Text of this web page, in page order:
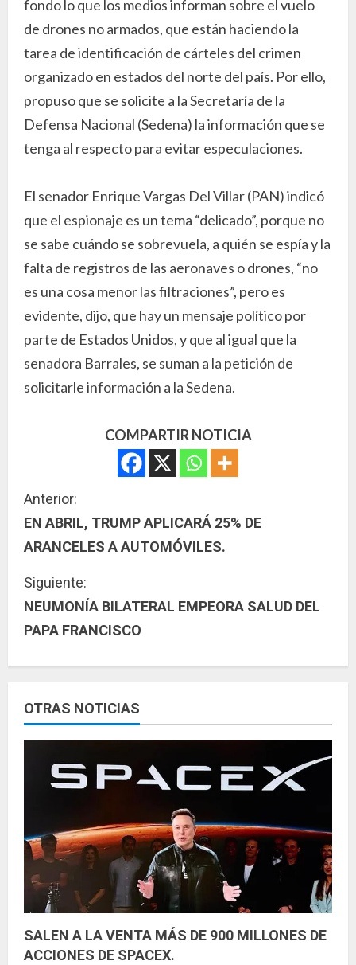
fondo lo que los medios informan sobre el vuelo
de drones no armados, que están haciendo la
tarea de identificación de cárteles del crimen
organizado en estados del norte del país. Por ello,
propuso que se solicite a la Secretaría de la
Defensa Nacional (Sedena) la información que se
tenga al respecto para evitar especulaciones.
El senador Enrique Vargas Del Villar (PAN) indicó
que el espionaje es un tema “delicado”, porque no
se sabe cuándo se sobrevuela, a quién se espía y la
falta de registros de las aeronaves o drones, “no
es una cosa menor las filtraciones”, pero es
evidente, dijo, que hay un mensaje político por
parte de Estados Unidos, y que al igual que la
senadora Barrales, se suman a la petición de
solicitarle información a la Sedena.
COMPARTIR NOTICIA
S
i
u
e
l
e
y
d
o
Anterior:
EN ABRIL, TRUMP APLICARÁ 25% DE
ARANCELES A AUTOMÓVILES.
Siguiente:
NEUMONÍA BILATERAL EMPEORA SALUD DEL
PAPA FRANCISCO
OTRAS NOTICIAS
SALEN A LA VENTA MÁS DE 900 MILLONES DE
ACCIONES DE SPACEX.